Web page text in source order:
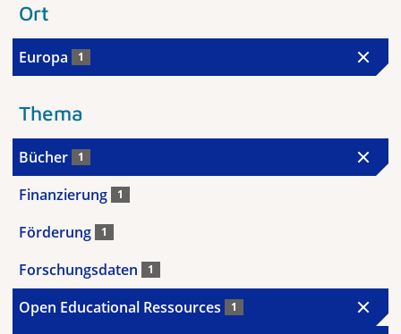
Ort
Europa 1
Thema
Bücher 1
Finanzierung 1
Förderung 1
Forschungsdaten 1
Open Educational Ressources 1